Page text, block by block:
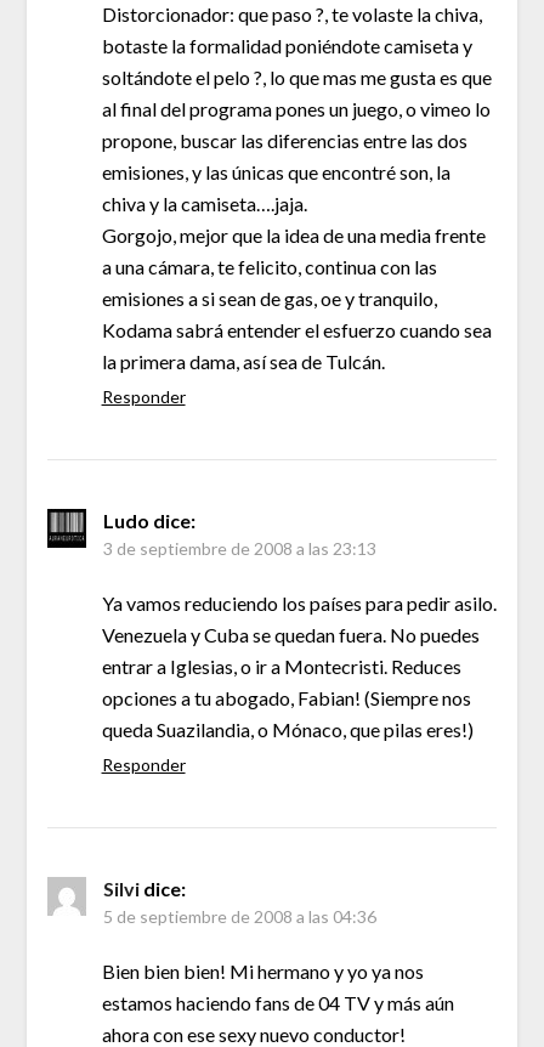
Distorcionador: que paso ?, te volaste la chiva,
botaste la formalidad poniéndote camiseta y
soltándote el pelo ?, lo que mas me gusta es que
al final del programa pones un juego, o vimeo lo
propone, buscar las diferencias entre las dos
emisiones, y las únicas que encontré son, la
chiva y la camiseta….jaja.
Gorgojo, mejor que la idea de una media frente
a una cámara, te felicito, continua con las
emisiones a si sean de gas, oe y tranquilo,
Kodama sabrá entender el esfuerzo cuando sea
la primera dama, así sea de Tulcán.
Responder
Ludo dice:
3 de septiembre de 2008 a las 23:13
Ya vamos reduciendo los países para pedir asilo.
Venezuela y Cuba se quedan fuera. No puedes
entrar a Iglesias, o ir a Montecristi. Reduces
opciones a tu abogado, Fabian! (Siempre nos
queda Suazilandia, o Mónaco, que pilas eres!)
Responder
Silvi dice:
5 de septiembre de 2008 a las 04:36
Bien bien bien! Mi hermano y yo ya nos
estamos haciendo fans de 04 TV y más aún
ahora con ese sexy nuevo conductor!